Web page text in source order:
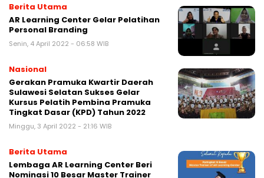
Berita Utama
AR Learning Center Gelar Pelatihan
Personal Branding
Senin, 4 April 2022 - 06:58 WIB
Nasional
Gerakan Pramuka Kwartir Daerah
Sulawesi Selatan Sukses Gelar
Kursus Pelatih Pembina Pramuka
Tingkat Dasar (KPD) Tahun 2022
Minggu, 3 April 2022 - 21:16 WIB
Berita Utama
Lembaga AR Learning Center Beri
Nominasi 10 Besar Master Trainer